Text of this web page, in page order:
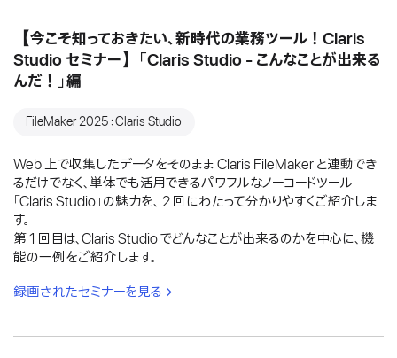
【今こそ知っておきたい、新時代の業務ツール！Claris
Studio セミナー】「Claris Studio - こんなことが出来る
んだ！」編
FileMaker 2025：Claris Studio
Web 上で収集したデータをそのまま Claris FileMaker と連動でき
るだけでなく、単体でも活用できるパワフルなノーコードツール
「Claris Studio」の魅力を、 2 回にわたって分かりやすくご紹介しま
す。
第 1 回目は、Claris Studio でどんなことが出来るのかを中心に、機
能の一例をご紹介します。
録画されたセミナーを見る